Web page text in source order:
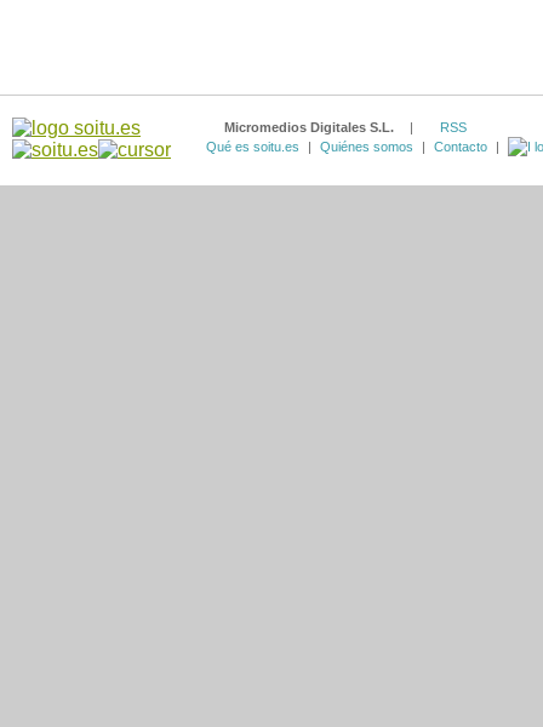
Micromedios Digitales S.L. |
RSS
Qué es soitu.es
| Quiénes somos | Contacto |